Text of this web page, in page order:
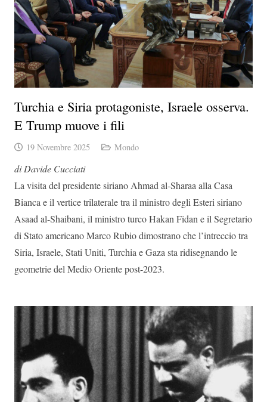
Turchia e Siria protagoniste, Israele osserva.
E Trump muove i fili
19 Novembre 2025 Mondo
di Davide Cucciati
La visita del presidente siriano Ahmad al-Sharaa alla Casa
Bianca e il vertice trilaterale tra il ministro degli Esteri siriano
Asaad al-Shaibani, il ministro turco Hakan Fidan e il Segretario
di Stato americano Marco Rubio dimostrano che l’intreccio tra
Siria, Israele, Stati Uniti, Turchia e Gaza sta ridisegnando le
geometrie del Medio Oriente post-2023.